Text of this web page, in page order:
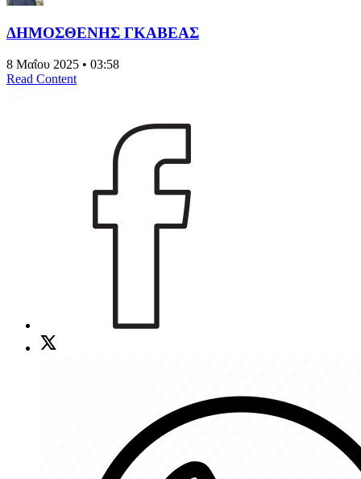
ΔΗΜΟΣΘΕΝΗΣ ΓΚΑΒΕΑΣ
8 Μαΐου 2025 • 03:58
Read Content